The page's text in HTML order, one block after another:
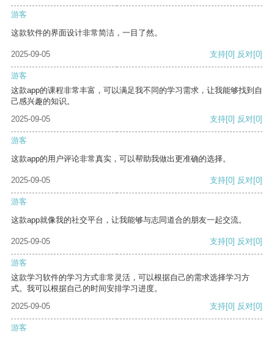
游客
这款软件的界面设计非常简洁，一目了然。
2025-09-05 支持[0] 反对[0]
游客
这款app的课程非常丰富，可以满足我不同的学习需求，让我能够找到自
己感兴趣的知识。
2025-09-05
支持[0] 反对[0]
游客
这款app的用户评论非常真实，可以帮助我做出更准确的选择。
2025-09-05 支持[0] 反对[0]
游客
这款app就像我的社交平台，让我能够与志同道合的朋友一起交流。
2025-09-05 支持[0] 反对[0]
游客
这款学习软件的学习方式非常灵活，可以根据自己的需求选择学习方
式。我可以根据自己的时间安排学习进度。
2025-09-05
支持[0] 反对[0]
游客